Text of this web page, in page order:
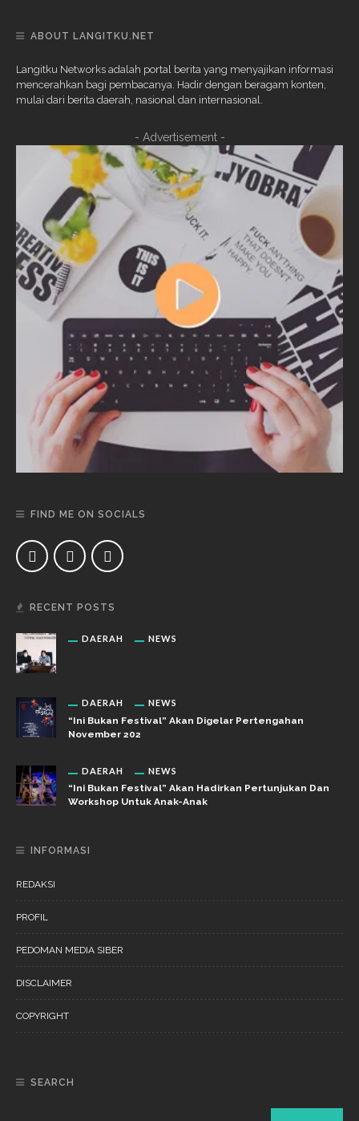
ABOUT LANGITKU.NET
Langitku Networks adalah portal berita yang menyajikan informasi
mencerahkan bagi pembacanya. Hadir dengan beragam konten,
mulai dari berita daerah, nasional dan internasional.
- Advertisement -
FIND ME ON SOCIALS
RECENT POSTS
DAERAH NEWS
DAERAH NEWS
“Ini Bukan Festival” Akan Digelar Pertengahan
November 202
DAERAH NEWS
“Ini Bukan Festival” Akan Hadirkan Pertunjukan Dan
Workshop Untuk Anak-Anak
INFORMASI
REDAKSI
PROFIL
PEDOMAN MEDIA SIBER
DISCLAIMER
COPYRIGHT
SEARCH